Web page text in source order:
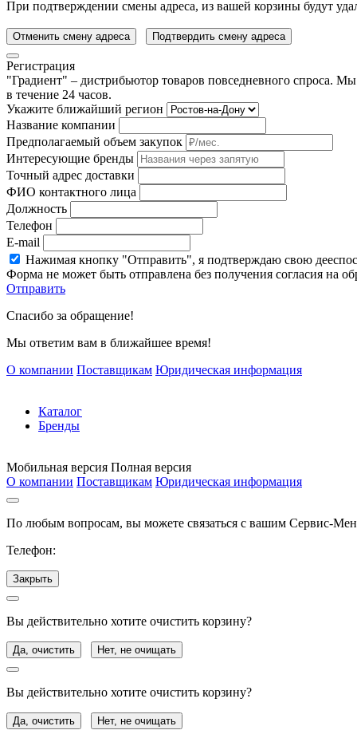
При подтверждении смены адреса, из вашей корзины будут
Отменить смену адреса Подтвердить смену адреса
Регистрация
"Градиент" – дистрибьютор товаров повседневного спроса.
в течение 24 часов.
Укажите ближайший регион
Название компании
Предполагаемый объем закупок
Интересующие бренды
Точный адрес доставки
ФИО контактного лица
Должность
Телефон
E-mail
Нажимая кнопку "Отправить", я подтверждаю свою
Форма не может быть отправлена без получения согласия на
Отправить
Спасибо за обращение!
Мы ответим вам в ближайшее время!
О компании Поставщикам Юридическая информация
Каталог
Бренды
Мобильная версия Полная версия
О компании Поставщикам Юридическая информация
По любым вопросам, вы можете связаться с вашим Сервис-
Телефон:
Закрыть
Вы действительно хотите очистить корзину?
Да, очистить Нет, не очищать
Вы действительно хотите очистить корзину?
Да, очистить Нет, не очищать